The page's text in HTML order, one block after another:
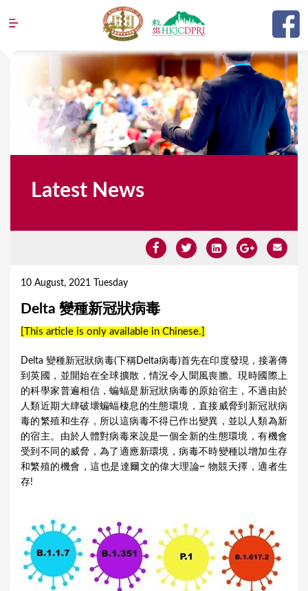
Jump to navigation
Latest News
10 August, 2021 Tuesday
Delta 變種新冠狀病毒
[This article is only available in Chinese.]
Delta 變種新冠狀病毒(下稱Delta病毒)首先在印度發現，接著傳
到英國，並開始在全球擴散，情況令人聞風喪膽。現時國際上
的科學家普遍相信，蝙蝠是新冠狀病毒的原始宿主，不過由於
人類近期大肆破壞蝙蝠棲息的生態環境，直接威脅到新冠狀病
毒的繁殖和生存，所以這病毒不得已作出變異，並以人類為新
的宿主。由於人體對病毒來說是一個全新的生態環境，有機會
受到不同的威脅，為了適應新環境，病毒不時變種以增加生存
和繁殖的機會，這也是達爾文的偉大理論~ 物競天擇，適者生
存!